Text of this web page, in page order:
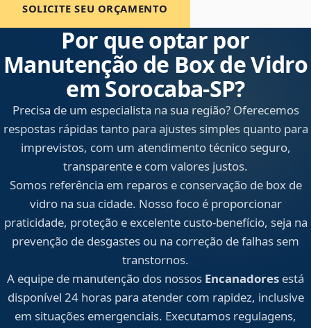
SOLICITE SEU ORÇAMENTO
Por que optar por
Manutenção de Box de Vidro
em Sorocaba‑SP?
Precisa de um especialista na sua região? Oferecemos
respostas rápidas tanto para ajustes simples quanto para
imprevistos, com um atendimento técnico seguro,
transparente e com valores justos.
Somos referência em reparos e conservação de box de
vidro na sua cidade. Nosso foco é proporcionar
praticidade, proteção e excelente custo-benefício, seja na
prevenção de desgastes ou na correção de falhas sem
transtornos.
A equipe de manutenção dos nossos Encanadores está
disponível 24 horas para atender com rapidez, inclusive
em situações emergenciais. Executamos regulagens,